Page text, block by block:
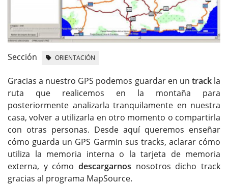
Sección ORIENTACIÓN
Gracias a nuestro GPS podemos guardar en un track la
ruta que realicemos en la montaña para
posteriormente analizarla tranquilamente en nuestra
casa, volver a utilizarla en otro momento o compartirla
con otras personas. Desde aquí queremos enseñar
cómo guarda un GPS Garmin sus tracks, aclarar cómo
utiliza la memoria interna o la tarjeta de memoria
externa, y cómo descargarnos nosotros dicho track
gracias al programa MapSource.